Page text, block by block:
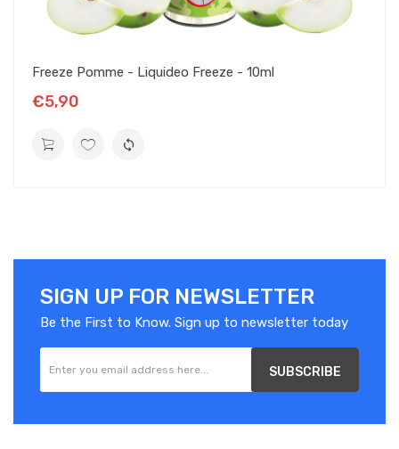
de le conserver à l'abri de la lumière, dans un lieu sec à
E-liquide pour cigarette électronique
Recharges d'eliquide étiquetées selon les dispositions de l'article
Freeze Pomme - Liquideo Freeze - 10ml
€5,90
SIGN UP FOR NEWSLETTER
Be the First to Know. Sign up to newsletter today
SUBSCRIBE